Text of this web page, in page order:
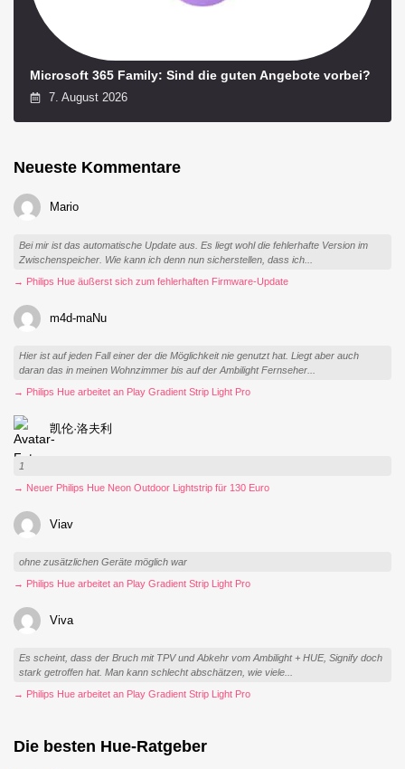
Microsoft 365 Family: Sind die guten Angebote vorbei?
7. August 2026
Neueste Kommentare
Mario
Bei mir ist das automatische Update aus. Es liegt wohl die fehlerhafte Version im
Zwischenspeicher. Wie kann ich denn nun sicherstellen, dass ich...
→ Philips Hue äußerst sich zum fehlerhaften Firmware-Update
m4d-maNu
Hier ist auf jeden Fall einer der die Möglichkeit nie genutzt hat. Liegt aber auch
daran das in meinen Wohnzimmer bis auf der Ambilight Fernseher...
→ Philips Hue arbeitet an Play Gradient Strip Light Pro
凯伦·洛夫利
1
→ Neuer Philips Hue Neon Outdoor Lightstrip für 130 Euro
Viav
ohne zusätzlichen Geräte möglich war
→ Philips Hue arbeitet an Play Gradient Strip Light Pro
Viva
Es scheint, dass der Bruch mit TPV und Abkehr vom Ambilight + HUE, Signify doch
stark getroffen hat. Man kann schlecht abschätzen, wie viele...
→ Philips Hue arbeitet an Play Gradient Strip Light Pro
Die besten Hue-Ratgeber